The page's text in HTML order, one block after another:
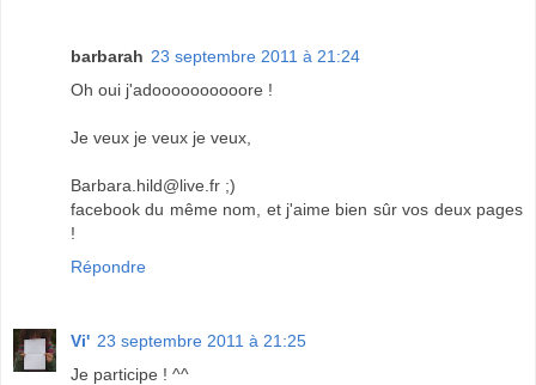
barbarah 23 septembre 2011 à 21:24
Oh oui j'adoooooooooore !
Je veux je veux je veux,
Barbara.hild@live.fr ;)
facebook du même nom, et j'aime bien sûr vos deux pages
!
Répondre
Vi' 23 septembre 2011 à 21:25
Je participe ! ^^